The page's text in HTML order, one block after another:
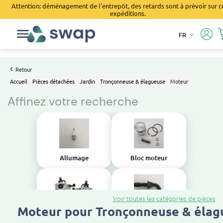
Attention: déménagement de l'entrepôt, des retards sont à prévoir sur
expéditions.
FR keyboard_arrow_down
Retour
Accueil
Pièces détachées Jardin Tronçonneuse & élagueuse Moteur
Affinez votre recherche
Allumage Bloc moteur
Carburateur Conduite admission d'air
Voir toutes les catégories de pièces
Moteur pour Tronçonneuse &